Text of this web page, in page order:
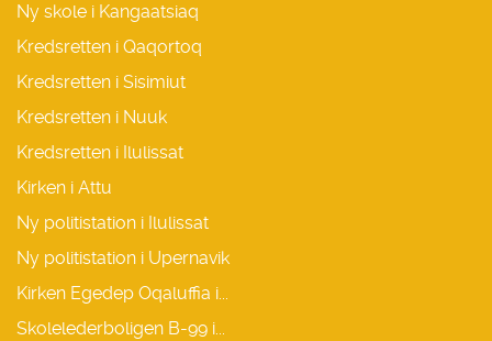
Ny skole i Kangaatsiaq
Kredsretten i Qaqortoq
Kredsretten i Sisimiut
Kredsretten i Nuuk
Kredsretten i Ilulissat
Kirken i Attu
Ny politistation i Ilulissat
Ny politistation i Upernavik
Kirken Egedep Oqaluffia i...
Skolelederboligen B-99 i...